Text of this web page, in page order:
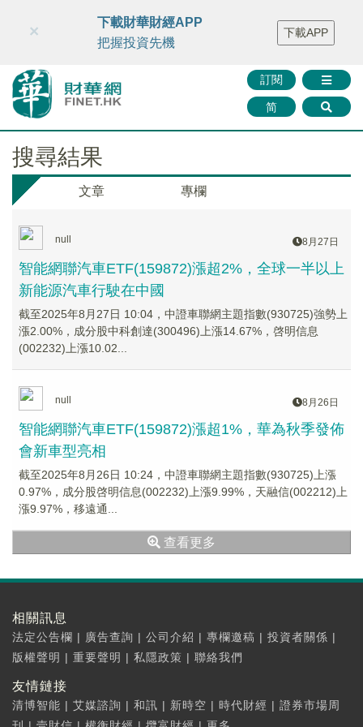
財華智庫網 FINTV FINMETA 財華證券 媒體矩陣
智庫沙龍
聯絡我們
訂閱
简
×
下載財華財經APP
把握投資先機
下載APP
搜尋結果
文章 專欄
null 8月27日
智能網聯汽車ETF(159872)漲超2%，全球一半以上
新能源汽車行駛在中國
截至2025年8月27日 10:04，中證車聯網主題指數(930725)強勢上
漲2.00%，成分股中科創達(300496)上漲14.67%，啓明信息
(002232)上漲10.02...
null 8月26日
智能網聯汽車ETF(159872)漲超1%，華為秋季發佈
會新車型亮相
截至2025年8月26日 10:24，中證車聯網主題指數(930725)上漲
0.97%，成分股啓明信息(002232)上漲9.99%，天融信(002212)上
漲9.97%，移遠通...
查看更多
相關訊息
法定公告欄 | 廣告查詢 | 公司介紹 | 專欄邀稿 | 投資者關係 |
版權聲明 | 重要聲明 | 私隱政策 | 聯絡我們
友情鏈接
清博智能 | 艾媒諮詢 | 和訊 | 新時空 | 時代財經 | 證券市場周